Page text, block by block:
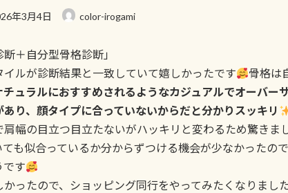
年3月4日 color-irogami
＋自分型骨格診断」
ルが診断結果と一致していて嬉しかったです
骨格は
チュラルにおすすめされるようなカジュアルでオーバー
り、顔タイプに合っていないからだと分かりスッキリ
幅の目立つ目立たないがハッキリと変わるため驚きま
も似合っているか分からずつける機会が少なかったの
です
かったので、ショッピング同行をやってみたくなりまし